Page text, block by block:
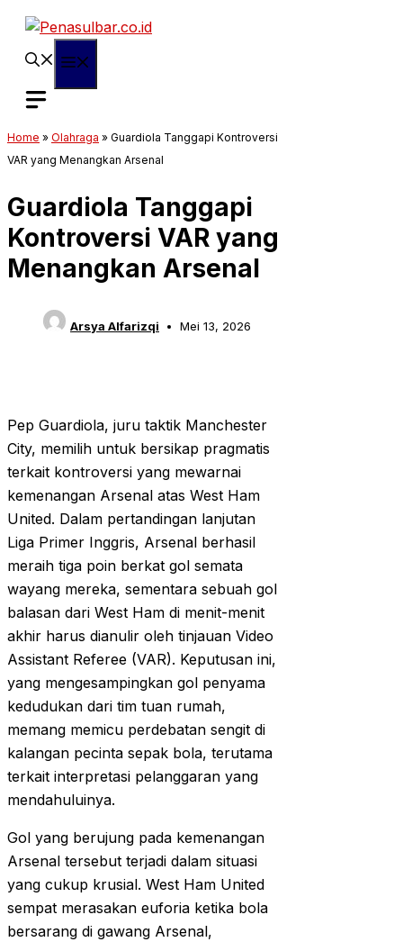
Langsung
Home » Olahraga » Guardiola Tanggapi Kontroversi
VAR yang Menangkan Arsenal
Guardiola Tanggapi
Kontroversi VAR yang
Menangkan Arsenal
Arsya Alfarizqi Mei 13, 2026
Pep Guardiola, juru taktik Manchester
City, memilih untuk bersikap pragmatis
terkait kontroversi yang mewarnai
kemenangan Arsenal atas West Ham
United. Dalam pertandingan lanjutan
Liga Primer Inggris, Arsenal berhasil
meraih tiga poin berkat gol semata
wayang mereka, sementara sebuah gol
balasan dari West Ham di menit-menit
akhir harus dianulir oleh tinjauan Video
Assistant Referee (VAR). Keputusan ini,
yang mengesampingkan gol penyama
kedudukan dari tim tuan rumah,
memang memicu perdebatan sengit di
kalangan pecinta sepak bola, terutama
terkait interpretasi pelanggaran yang
mendahuluinya.
Gol yang berujung pada kemenangan
Arsenal tersebut terjadi dalam situasi
yang cukup krusial. West Ham United
sempat merasakan euforia ketika bola
bersarang di gawang Arsenal,